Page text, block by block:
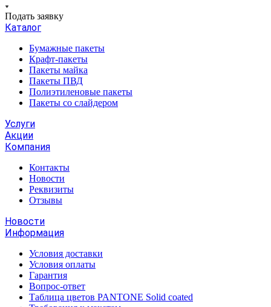
Подать заявку
Каталог
Бумажные пакеты
Крафт-пакеты
Пакеты майка
Пакеты ПВД
Полиэтиленовые пакеты
Пакеты со слайдером
Услуги
Акции
Компания
Контакты
Новости
Реквизиты
Отзывы
Новости
Информация
Условия доставки
Условия оплаты
Гарантия
Вопрос-ответ
Таблица цветов PANTONE Solid coated